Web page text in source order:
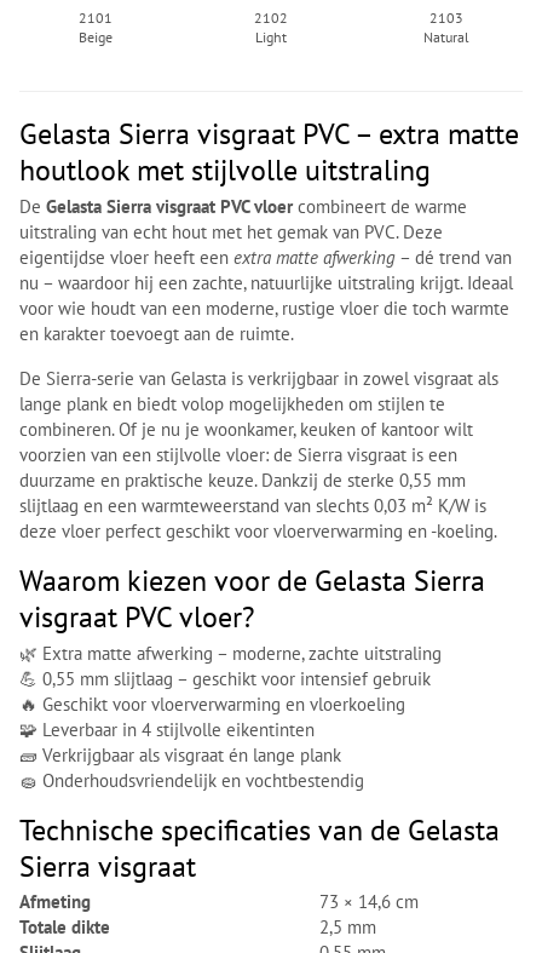
2101
Beige
2102
Light
2103
Natural
Gelasta Sierra visgraat PVC – extra matte
houtlook met stijlvolle uitstraling
De Gelasta Sierra visgraat PVC vloercombineert de warme
uitstraling van echt hout met het gemak van PVC. Deze
eigentijdse vloer heeft een extra matte afwerking – dé trend van
nu – waardoor hij een zachte, natuurlijke uitstraling krijgt. Ideaal
voor wie houdt van een moderne, rustige vloer die toch warmte
en karakter toevoegt aan de ruimte.
De Sierra-serie van Gelasta is verkrijgbaar in zowel visgraat als
lange plank en biedt volop mogelijkheden om stijlen te
combineren. Of je nu je woonkamer, keuken of kantoor wilt
voorzien van een stijlvolle vloer: de Sierra visgraat is een
duurzame en praktische keuze. Dankzij de sterke 0,55 mm
slijtlaag en een warmteweerstand van slechts 0,03 m² K/W is
deze vloer perfect geschikt voor vloerverwarming en -koeling.
Waarom kiezen voor de Gelasta Sierra
visgraat PVC vloer?
🌿 Extra matte afwerking – moderne, zachte uitstraling
💪 0,55 mm slijtlaag – geschikt voor intensief gebruik
🔥 Geschikt voor vloerverwarming en vloerkoeling
🧩 Leverbaar in 4 stijlvolle eikentinten
🧱 Verkrijgbaar als visgraat én lange plank
🧽 Onderhoudsvriendelijk en vochtbestendig
Technische specificaties van de Gelasta
Sierra visgraat
Afmeting
73 × 14,6 cm
Totale dikte
2,5 mm